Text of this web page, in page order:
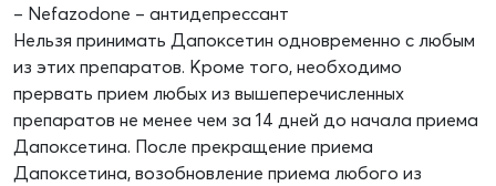
– Nefazodone – антидепрессант
Нельзя принимать Дапоксетин одновременно с любым
из этих препаратов. Кроме того, необходимо
прервать прием любых из вышеперечисленных
препаратов не менее чем за 14 дней до начала приема
Дапоксетина. После прекращение приема
Дапоксетина, возобновление приема любого из